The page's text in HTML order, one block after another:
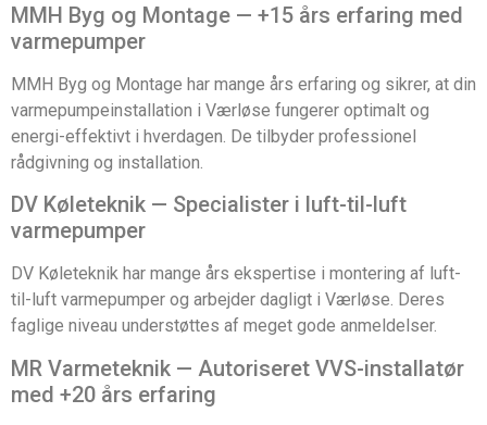
MMH Byg og Montage — +15 års erfaring med
varmepumper
MMH Byg og Montage har mange års erfaring og sikrer, at din
varmepumpeinstallation i Værløse fungerer optimalt og
energi-effektivt i hverdagen. De tilbyder professionel
rådgivning og installation.
DV Køleteknik — Specialister i luft-til-luft
varmepumper
DV Køleteknik har mange års ekspertise i montering af luft-
til-luft varmepumper og arbejder dagligt i Værløse. Deres
faglige niveau understøttes af meget gode anmeldelser.
MR Varmeteknik — Autoriseret VVS-installatør
med +20 års erfaring